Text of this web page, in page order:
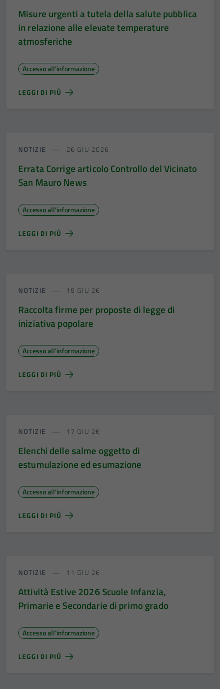
Misure urgenti a tutela della salute pubblica
in relazione alle elevate temperature
atmosferiche
Accesso all'informazione
LEGGI DI PIÙ
NOTIZIE 26 GIU 2026
Errata Corrige articolo Controllo del Vicinato
San Mauro News
Accesso all'informazione
LEGGI DI PIÙ
NOTIZIE 19 GIU 26
Raccolta firme per proposte di legge di
iniziativa popolare
Accesso all'informazione
LEGGI DI PIÙ
NOTIZIE 17 GIU 26
Elenchi delle salme oggetto di
estumulazione ed esumazione
Accesso all'informazione
LEGGI DI PIÙ
NOTIZIE 11 GIU 26
Attività Estive 2026 Scuole Infanzia,
Primarie e Secondarie di primo grado
Accesso all'informazione
LEGGI DI PIÙ